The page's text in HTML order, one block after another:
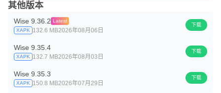
其他版本
Wise 9.36.2 Latest
XAPK
132.6 MB2026年08月06日
下载
Wise 9.35.4
XAPK 132.7 MB2026年08月03日
下载
Wise 9.35.3
XAPK 150.8 MB2026年07月29日
下载